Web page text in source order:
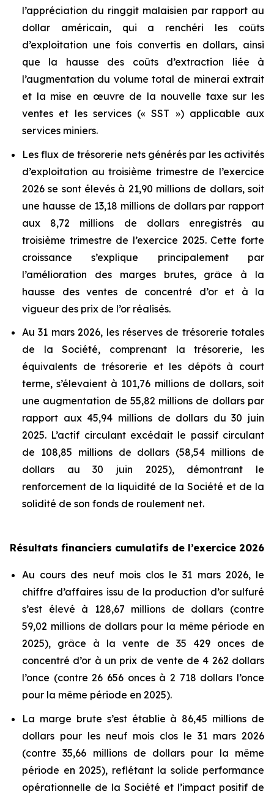
l’appréciation du ringgit malaisien par rapport au
dollar américain, qui a renchéri les coûts
d’exploitation une fois convertis en dollars, ainsi
que la hausse des coûts d’extraction liée à
l’augmentation du volume total de minerai extrait
et la mise en œuvre de la nouvelle taxe sur les
ventes et les services (« SST ») applicable aux
services miniers.
Les flux de trésorerie nets générés par les activités
d’exploitation au troisième trimestre de l’exercice
2026 se sont élevés à 21,90 millions de dollars, soit
une hausse de 13,18 millions de dollars par rapport
aux 8,72 millions de dollars enregistrés au
troisième trimestre de l’exercice 2025. Cette forte
croissance s’explique principalement par
l’amélioration des marges brutes, grâce à la
hausse des ventes de concentré d’or et à la
vigueur des prix de l’or réalisés.
Au 31 mars 2026, les réserves de trésorerie totales
de la Société, comprenant la trésorerie, les
équivalents de trésorerie et les dépôts à court
terme, s’élevaient à 101,76 millions de dollars, soit
une augmentation de 55,82 millions de dollars par
rapport aux 45,94 millions de dollars du 30 juin
2025. L’actif circulant excédait le passif circulant
de 108,85 millions de dollars (58,54 millions de
dollars au 30 juin 2025), démontrant le
renforcement de la liquidité de la Société et de la
solidité de son fonds de roulement net.
Résultats financiers cumulatifs de l’exercice 2026
Au cours des neuf mois clos le 31 mars 2026, le
chiffre d’affaires issu de la production d’or sulfuré
s’est élevé à 128,67 millions de dollars (contre
59,02 millions de dollars pour la même période en
2025), grâce à la vente de 35 429 onces de
concentré d’or à un prix de vente de 4 262 dollars
l’once (contre 26 656 onces à 2 718 dollars l’once
pour la même période en 2025).
La marge brute s’est établie à 86,45 millions de
dollars pour les neuf mois clos le 31 mars 2026
(contre 35,66 millions de dollars pour la même
période en 2025), reflétant la solide performance
opérationnelle de la Société et l’impact positif de